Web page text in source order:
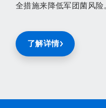
全措施来降低军团菌风险
了解详情